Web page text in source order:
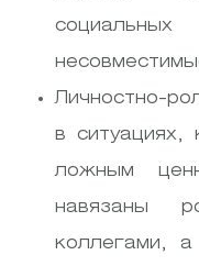
Личностно-
в ситуациях,
ложным
навязаны
коллегами,